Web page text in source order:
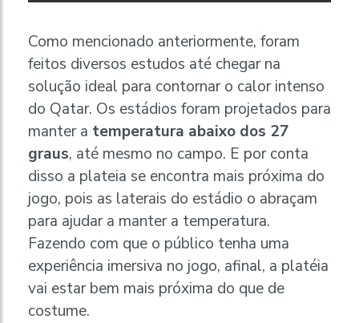
Como mencionado anteriormente, foram
feitos diversos estudos até chegar na
solução ideal para contornar o calor intenso
do Qatar. Os estádios foram projetados para
manter a temperatura abaixo dos 27
graus, até mesmo no campo. E por conta
disso a plateia se encontra mais próxima do
jogo, pois as laterais do estádio o abraçam
para ajudar a manter a temperatura.
Fazendo com que o público tenha uma
experiência imersiva no jogo, afinal, a platéia
vai estar bem mais próxima do que de
costume.